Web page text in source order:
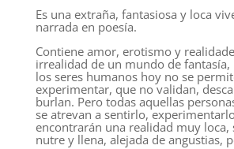
Es una extraña, fantasiosa y loca
narrada en poesía.
Contiene amor, erotismo y
irrealidad de un mundo de
los seres humanos hoy no se
experimentar, que no validan,
burlan. Pero todas aquellas
se atrevan a sentirlo,
encontrarán una realidad muy loca,
nutre y llena, alejada de angustias,